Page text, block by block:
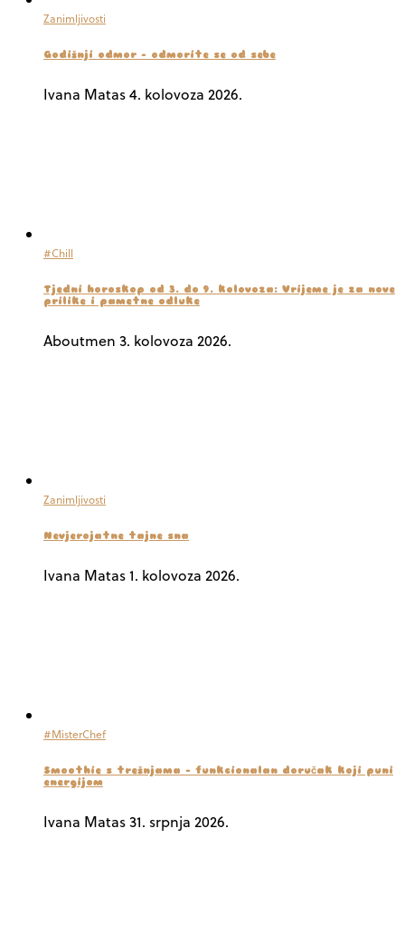
Zanimljivosti
Godišnji odmor – odmorite se od sebe
Ivana Matas4. kolovoza 2026.
#Chill
Tjedni horoskop od 3. do 9. kolovoza: Vrijeme je za nove
prilike i pametne odluke
Aboutmen 3. kolovoza 2026.
Zanimljivosti
Nevjerojatne tajne sna
Ivana Matas1. kolovoza 2026.
#MisterChef
Smoothie s trešnjama – funkcionalan doručak koji puni
energijom
Ivana Matas31. srpnja 2026.